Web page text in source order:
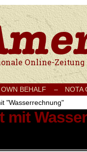
Onlinezeitung für Frieden,
OWN BEHALF –
NOTA
"Wasserrechnung"
mit